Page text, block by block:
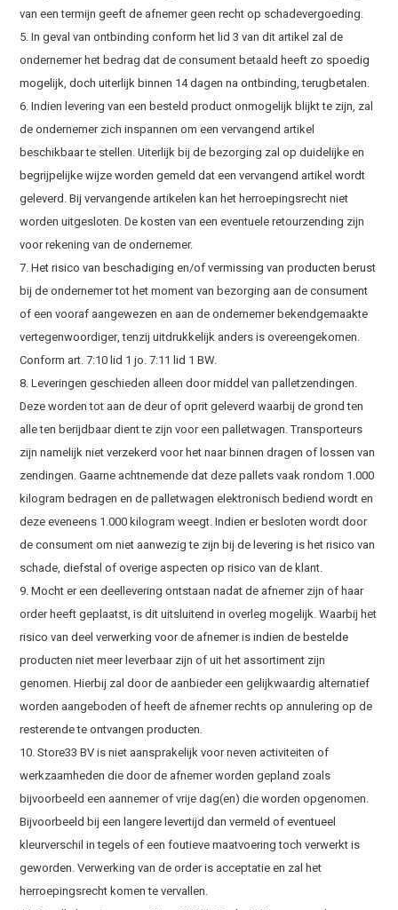
van een termijn geeft de afnemer geen recht op schadevergoeding.
5. In geval van ontbinding conform het lid 3 van dit artikel zal de
ondernemer het bedrag dat de consument betaald heeft zo spoedig
mogelijk, doch uiterlijk binnen 14 dagen na ontbinding, terugbetalen.
6. Indien levering van een besteld product onmogelijk blijkt te zijn, zal
de ondernemer zich inspannen om een vervangend artikel
beschikbaar te stellen. Uiterlijk bij de bezorging zal op duidelijke en
begrijpelijke wijze worden gemeld dat een vervangend artikel wordt
geleverd. Bij vervangende artikelen kan het herroepingsrecht niet
worden uitgesloten. De kosten van een eventuele retourzending zijn
voor rekening van de ondernemer.
7. Het risico van beschadiging en/of vermissing van producten berust
bij de ondernemer tot het moment van bezorging aan de consument
of een vooraf aangewezen en aan de ondernemer bekendgemaakte
vertegenwoordiger, tenzij uitdrukkelijk anders is overeengekomen.
Conform art. 7:10 lid 1 jo. 7:11 lid 1 BW.
8. Leveringen geschieden alleen door middel van palletzendingen.
Deze worden tot aan de deur of oprit geleverd waarbij de grond ten
alle ten berijdbaar dient te zijn voor een palletwagen. Transporteurs
zijn namelijk niet verzekerd voor het naar binnen dragen of lossen van
zendingen. Gaarne achtnemende dat deze pallets vaak rondom 1.000
kilogram bedragen en de palletwagen elektronisch bediend wordt en
deze eveneens 1.000 kilogram weegt. Indien er besloten wordt door
de consument om niet aanwezig te zijn bij de levering is het risico van
schade, diefstal of overige aspecten op risico van de klant.
9. Mocht er een deellevering ontstaan nadat de afnemer zijn of haar
order heeft geplaatst, is dit uitsluitend in overleg mogelijk. Waarbij het
risico van deel verwerking voor de afnemer is indien de bestelde
producten niet meer leverbaar zijn of uit het assortiment zijn
genomen. Hierbij zal door de aanbieder een gelijkwaardig alternatief
worden aangeboden of heeft de afnemer rechts op annulering op de
resterende te ontvangen producten.
10. Store33 BV is niet aansprakelijk voor neven activiteiten of
werkzaamheden die door de afnemer worden gepland zoals
bijvoorbeeld een aannemer of vrije dag(en) die worden opgenomen.
Bijvoorbeeld bij een langere levertijd dan vermeld of eventueel
kleurverschil in tegels of een foutieve maatvoering toch verwerkt is
geworden. Verwerking van de order is acceptatie en zal het
herroepingsrecht komen te vervallen.